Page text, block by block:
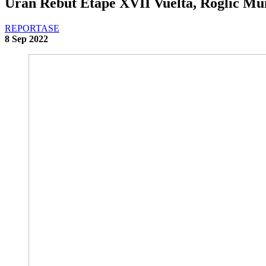
REPORTASE
8 Sep 2022